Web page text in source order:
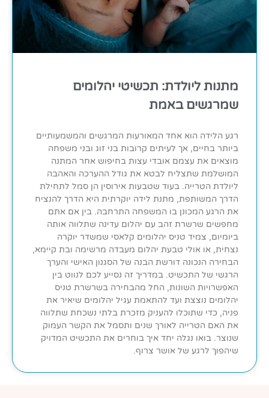
מתנות ליולדת: תכשיטי יהלומים
שמרגשים באמת
רגע הלידה הוא אחד המאורעות המרגשים והמשמעותיים
ביותר בחיים, אך לעיתים קרובות בני זוג ובני משפחה
מוצאים את עצמם אובדי עצות בחיפוש אחר המתנה
המושלמת שתצליח לבטא את גודל ההערכה והאהבה
ליולדת הטרייה. בעוד שטבעות אירוסין הן סמל לתחילת
הדרך המשותפת, מתנת לידה יוקרתית היא הדרך להנציח
את הרגע המכונן בו המשפחה התרחבה. בין אם אתם
מחפשים שרשרת זהב עם יהלום עדינה שתלווה אותה
ביומיום, צמיד טניס יהלומים קלאסי שמשדר יוקרה
נצחית, או אולי טבעת יהלום מעבדה מרשימה ובת קיימא,
הבחירה הנכונה דורשת הבנה של הסגנון האישי והערך
הרגשי של התכשיט. במדריך זה נסייע לכם לנווט בין
האפשרויות השונות, החל מהבחירה בשרשרת טניס
יהלומים נוצצת ועד להתאמת עגיל יהלומים שיאיר את
פניה, כדי שתוכלו להעניק מזכרת בלתי נשכחת שתלווה
את האם הטרייה לאורך שנים ותסמל את הקשר העמוק
שנוצר. בואו נגלה יחד איך בוחרים את התכשיט המדויק
שיהפוך לרגע של אושר צרוף.